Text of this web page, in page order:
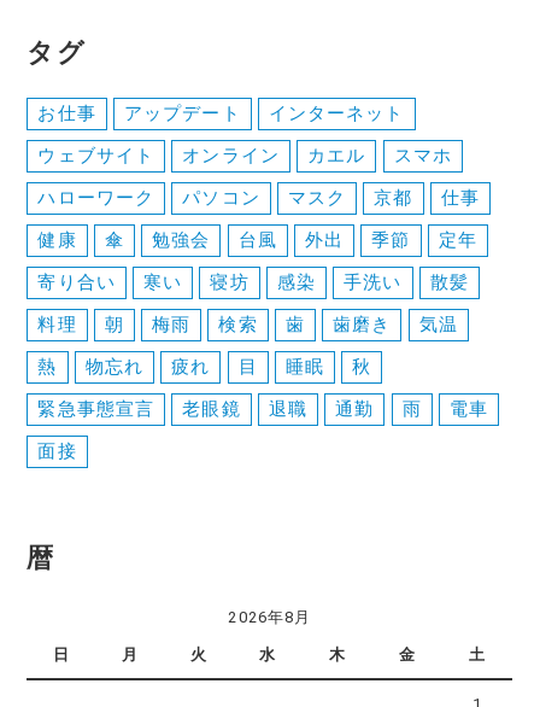
タグ
お仕事 アップデート
インターネット
ウェブサイト
オンライン カエル
スマホ
ハローワーク
パソコン マスク 京都
仕事
健康
傘 勉強会 台風 外出 季節
定年
寄り合い
寒い 寝坊 感染 手洗い
散髪
料理
朝 梅雨 検索 歯 歯磨き
気温
熱
物忘れ 疲れ 目 睡眠
秋
緊急事態宣言
老眼鏡 退職 通勤 雨
電車
面接
暦
2026年8月
日 月 火 水 木 金 土